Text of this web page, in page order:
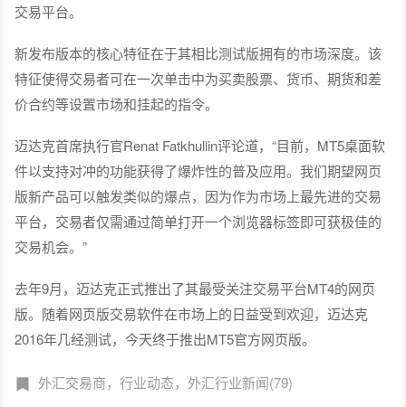
交易平台。
新发布版本的核心特征在于其相比测试版拥有的市场深度。该
特征使得交易者可在一次单击中为买卖股票、货币、期货和差
价合约等设置市场和挂起的指令。
迈达克首席执行官Renat Fatkhullin评论道，“目前，MT5桌面软
件以支持对冲的功能获得了爆炸性的普及应用。我们期望网页
版新产品可以触发类似的爆点，因为作为市场上最先进的交易
平台，交易者仅需通过简单打开一个浏览器标签即可获极佳的
交易机会。”
去年9月，迈达克正式推出了其最受关注交易平台MT4的网页
版。随着网页版交易软件在市场上的日益受到欢迎，迈达克
2016年几经测试，今天终于推出MT5官方网页版。
外汇交易商，行业动态，外汇行业新闻(79)